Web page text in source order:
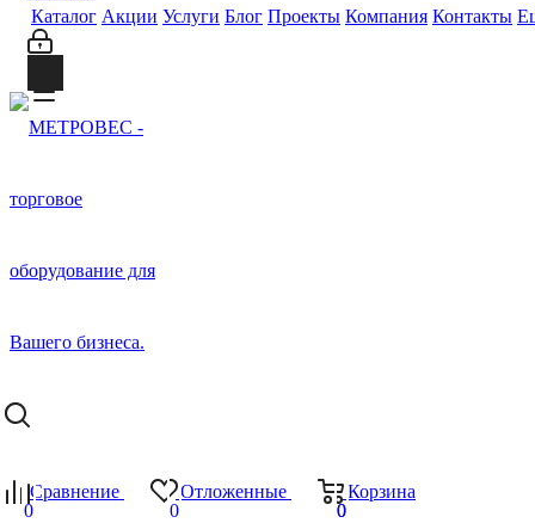
Каталог Акции Услуги Блог Проекты Компания Контакты
Сравнение
0
Отложенные
0
Корзина
0
0